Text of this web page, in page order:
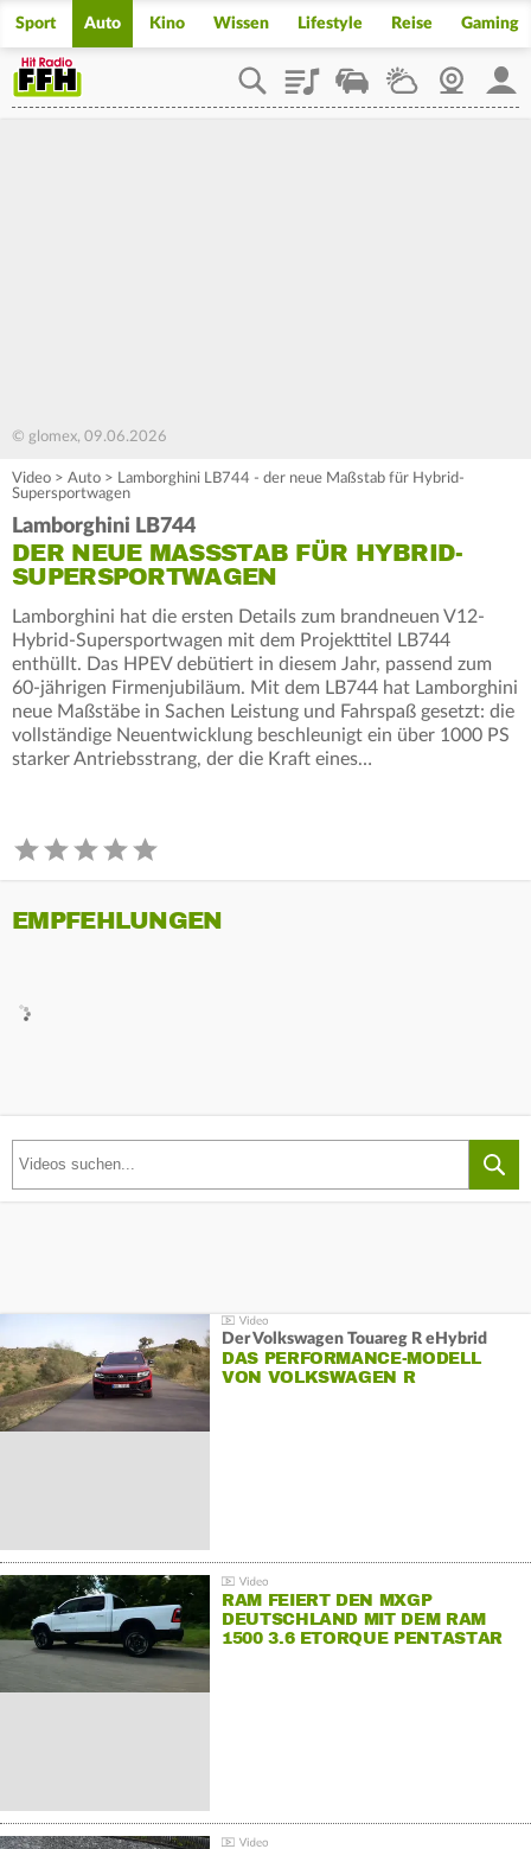
Sport Auto Kino Wissen Lifestyle Reise Gaming
PlaylistStaupilotWetterWebcam
© glomex, 09.06.2026
Video > Auto > Lamborghini LB744 - der neue Maßstab für Hybrid-
Supersportwagen
Lamborghini LB744
DER NEUE MASSSTAB FÜR HYBRID-S
UPERSPORTWAGEN
Lamborghini hat die ersten Details zum brandneuen V12-
Hybrid-Supersportwagen mit dem Projekttitel LB744
enthüllt. Das HPEV debütiert in diesem Jahr, passend zum
60-jährigen Firmenjubiläum. Mit dem LB744 hat Lamborghini
neue Maßstäbe in Sachen Leistung und Fahrspaß gesetzt: die
vollständige Neuentwicklung beschleunigt ein über 1000 PS
starker Antriebsstrang, der die Kraft eines…
EMPFEHLUNGEN
Der Volkswagen Touareg R eHybrid
DAS PERFORMANCE-MODELL
VON VOLKSWAGEN R
RAM FEIERT DEN MXGP
DEUTSCHLAND MIT DEM RAM
1500 3.6 ETORQUE PENTASTAR